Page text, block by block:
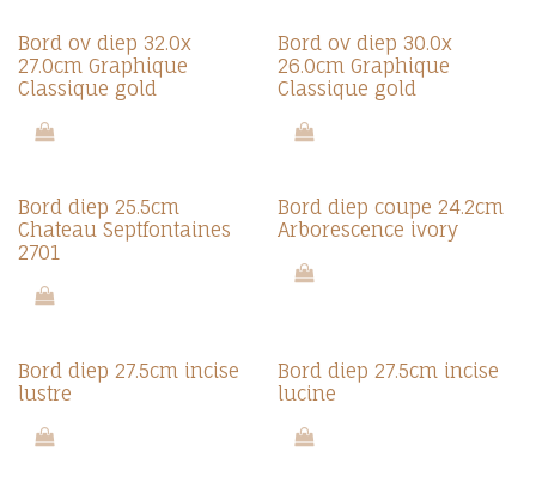
Bord ov diep 32.0x
27.0cm Graphique
Classique gold
Bord ov diep 30.0x
26.0cm Graphique
Classique gold
Bord diep 25.5cm
Chateau Septfontaines
2701
Bord diep coupe 24.2cm
Arborescence ivory
Bord diep 27.5cm incise
lustre
Bord diep 27.5cm incise
lucine